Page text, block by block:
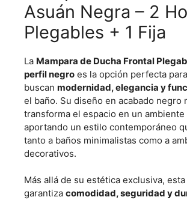
Asuán Negra – 2
Plegables + 1 Fija
La Mampara de Ducha Frontal
perfil negro es la opción perfecta
buscan modernidad, elegancia y
el baño. Su diseño en acabado negro
transforma el espacio en un
aportando un estilo contemporáneo
tanto a baños minimalistas como a
decorativos.
Más allá de su estética exclusiva,
garantiza comodidad, seguridad y